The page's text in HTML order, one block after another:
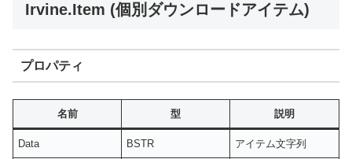
Irvine.Item (個別ダウンロードアイテム)
プロパティ
名前 型 説明
Data BSTR アイテム文字列